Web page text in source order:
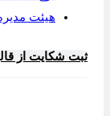
هیئت
ثبت شکایت از